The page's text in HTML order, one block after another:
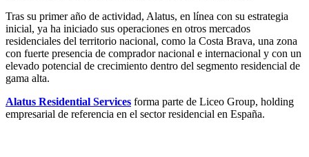
Tras su primer año de actividad, Alatus, en línea con su estrategia
inicial, ya ha iniciado sus operaciones en otros mercados
residenciales del territorio nacional, como la Costa Brava, una zona
con fuerte presencia de comprador nacional e internacional y con un
elevado potencial de crecimiento dentro del segmento residencial de
gama alta.
Alatus Residential Services forma parte de Liceo Group, holding
empresarial de referencia en el sector residencial en España.